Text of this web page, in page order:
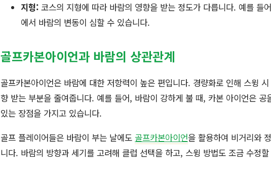
지형: 코스의 지형에 따라 바람의 영향을 받는 정도가 다릅니다. 예를 들
에서 바람의 변동이 심할 수 있습니다.
골프카본아이언과 바람의 상관관계
골프카본아이언은 바람에 대한 저항력이 높은 편입니다. 경량화로 인해 스윙
향 받는 부분을 줄여줍니다. 예를 들어, 바람이 강하게 불 때, 카본 아이언은
있는 장점을 가지고 있습니다.
골프 플레이어들은 바람이 부는 날에도 골프카본아이언을 활용하여 비거리와
니다. 바람의 방향과 세기를 고려해 클럽 선택을 하고, 스윙 방법도 조금 수정